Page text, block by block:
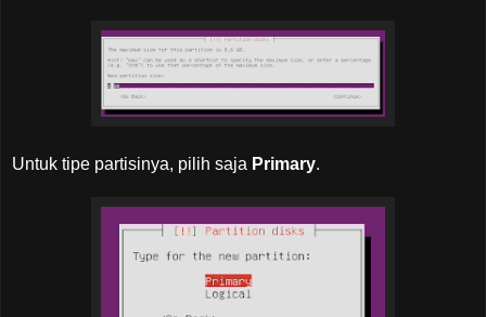
Untuk tipe partisinya, pilih saja Primary.